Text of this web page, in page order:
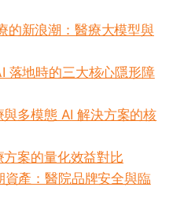
的新浪潮：醫療大模型與
落地時的三大核心隱形障
多模態 AI 解決方案的核
案的量化效益對比
資產：醫院品牌安全與臨